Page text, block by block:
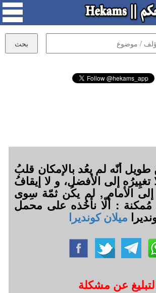
طويل أنّه لم يعُد بالإمكان قلبُ
تغيِيرُه إلى الأفضل، و لا إيقافُ
إلى الأمام , لم يكُن ثمّة سِوى
مُمكنة : ألّا نأخُذه على محمل
ميلان كونديرا
عن مشكلة